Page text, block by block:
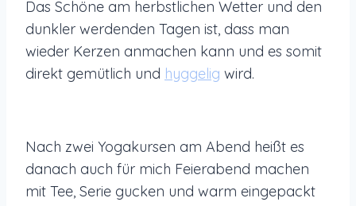
Das Schöne am herbstlichen Wetter und den
dunkler werdenden Tagen ist, dass man
wieder Kerzen anmachen kann und es somit
direkt gemütlich und hyggelig wird.
Nach zwei Yogakursen am Abend heißt es
danach auch für mich Feierabend machen
mit Tee, Serie gucken und warm eingepackt